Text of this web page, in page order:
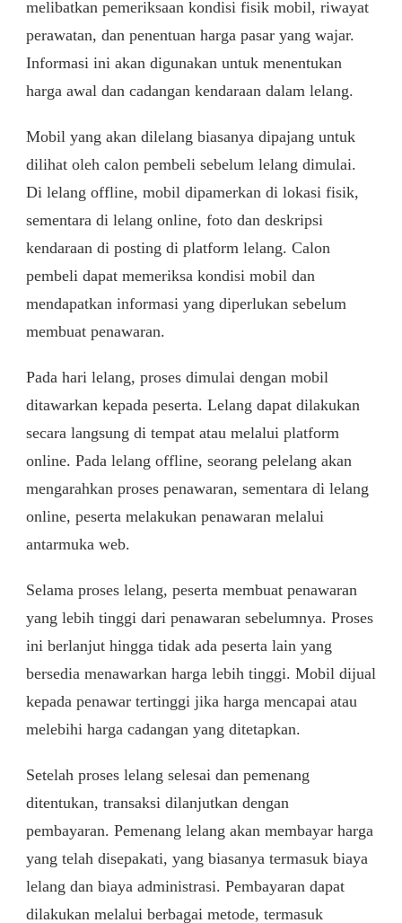
melibatkan pemeriksaan kondisi fisik mobil, riwayat
perawatan, dan penentuan harga pasar yang wajar.
Informasi ini akan digunakan untuk menentukan
harga awal dan cadangan kendaraan dalam lelang.
Mobil yang akan dilelang biasanya dipajang untuk
dilihat oleh calon pembeli sebelum lelang dimulai.
Di lelang offline, mobil dipamerkan di lokasi fisik,
sementara di lelang online, foto dan deskripsi
kendaraan di posting di platform lelang. Calon
pembeli dapat memeriksa kondisi mobil dan
mendapatkan informasi yang diperlukan sebelum
membuat penawaran.
Pada hari lelang, proses dimulai dengan mobil
ditawarkan kepada peserta. Lelang dapat dilakukan
secara langsung di tempat atau melalui platform
online. Pada lelang offline, seorang pelelang akan
mengarahkan proses penawaran, sementara di lelang
online, peserta melakukan penawaran melalui
antarmuka web.
Selama proses lelang, peserta membuat penawaran
yang lebih tinggi dari penawaran sebelumnya. Proses
ini berlanjut hingga tidak ada peserta lain yang
bersedia menawarkan harga lebih tinggi. Mobil dijual
kepada penawar tertinggi jika harga mencapai atau
melebihi harga cadangan yang ditetapkan.
Setelah proses lelang selesai dan pemenang
ditentukan, transaksi dilanjutkan dengan
pembayaran. Pemenang lelang akan membayar harga
yang telah disepakati, yang biasanya termasuk biaya
lelang dan biaya administrasi. Pembayaran dapat
dilakukan melalui berbagai metode, termasuk